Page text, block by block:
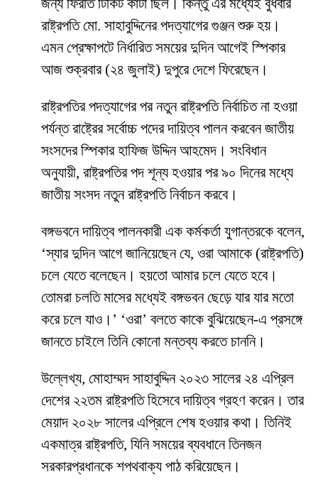
জন্য ফিরতি টিকিট কাটা ছিল। কিন্তু এর মধ্যেই বুধবার
রাষ্ট্রপতি মো. সাহাবুদ্দিনের পদত্যাগের গুঞ্জন শুরু হয়।
এমন প্রেক্ষাপটে নির্ধারিত সময়ের দুদিন আগেই স্পিকার
আজ শুক্রবার (২৪ জুলাই) দুপুরে দেশে ফিরেছেন।
রাষ্ট্রপতির পদত্যাগের পর নতুন রাষ্ট্রপতি নির্বাচিত না হওয়া
পর্যন্ত রাষ্ট্রের সর্বোচ্চ পদের দায়িত্ব পালন করবেন জাতীয়
সংসদের স্পিকার হাফিজ উদ্দিন আহমেদ। সংবিধান
অনুযায়ী, রাষ্ট্রপতির পদ শূন্য হওয়ার পর ৯০ দিনের মধ্যে
জাতীয় সংসদ নতুন রাষ্ট্রপতি নির্বাচন করবে।
বঙ্গভবনে দায়িত্ব পালনকারী এক কর্মকর্তা যুগান্তরকে বলেন,
‘স্যার দুদিন আগে জানিয়েছেন যে, ওরা আমাকে (রাষ্ট্রপতি)
চলে যেতে বলেছেন। হয়তো আমার চলে যেতে হবে।
তোমরা চলতি মাসের মধ্যেই বঙ্গভবন ছেড়ে যার যার মতো
করে চলে যাও।’ ‘ওরা’ বলতে কাকে বুঝিয়েছেন-এ প্রসঙ্গে
জানতে চাইলে তিনি কোনো মন্তব্য করতে চাননি।
উল্লেখ্য, মোহাম্মদ সাহাবুদ্দিন ২০২৩ সালের ২৪ এপ্রিল
দেশের ২২তম রাষ্ট্রপতি হিসেবে দায়িত্ব গ্রহণ করেন। তার
মেয়াদ ২০২৮ সালের এপ্রিলে শেষ হওয়ার কথা। তিনিই
একমাত্র রাষ্ট্রপতি, যিনি সময়ের ব্যবধানে তিনজন
সরকারপ্রধানকে শপথবাক্য পাঠ করিয়েছেন।